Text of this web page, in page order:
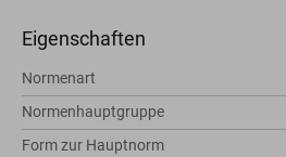
Eigenschaften
Normenart
Normenhauptgruppe
Form zur Hauptnorm